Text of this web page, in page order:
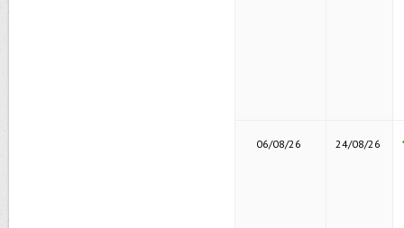
06/08/26 24/08/26